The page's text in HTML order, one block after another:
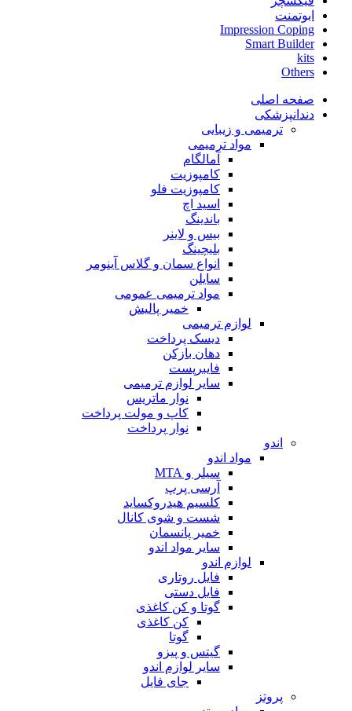
ابوتمنت
Impression Coping
Smart Builder
kits
Others
صفحه اصلی
دندانپزشکی
ترمیمی و زیبایی
مواد ترمیمی
آمالگام
کامپوزیت
کامپوزیت فلو
اسید اچ
باندینگ
بیس و لاینر
بلیچینگ
انواع سمان و گلاس آینومر
سایلن
مواد ترمیمی عمومی
خمیر پالیش
لوازم ترمیمی
دیسک پرداخت
دهان بازکن
فایبرپست
سایر لوازم ترمیمی
نوار ماتریس
کاپ و مولت پرداخت
نوار پرداخت
اندو
مواد اندو
سیلر و MTA
آرسی پرپ
کلسیم هیدروکساید
شست و شوی کانال
خمیر پانسمان
سایر مواد اندو
لوازم اندو
فایل روتاری
فایل دستی
گوتا و کن کاغذی
کن کاغذی
گوتا
گیتس و پیزو
سایر لوازم اندو
جای فایل
پروتز